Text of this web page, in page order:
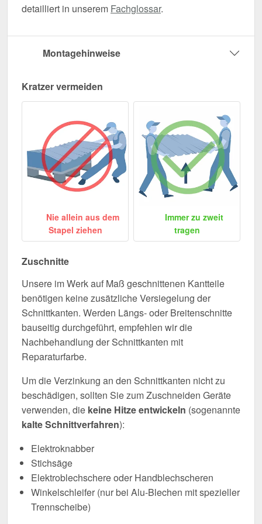
detailliert in unserem Fachglossar.
Montagehinweise
Kratzer vermeiden
Nie allein aus dem
Stapel ziehen
Immer zu zweit
tragen
Zuschnitte
Unsere im Werk auf Maß geschnittenen Kantteile
benötigen keine zusätzliche Versiegelung der
Schnittkanten. Werden Längs- oder Breitenschnitte
bauseitig durchgeführt, empfehlen wir die
Nachbehandlung der Schnittkanten mit
Reparaturfarbe.
Um die Verzinkung an den Schnittkanten nicht zu
beschädigen, sollten Sie zum Zuschneiden Geräte
verwenden, die keine Hitze entwickeln (sogenannte
kalte Schnittverfahren):
Elektroknabber
Stichsäge
Elektroblechschere oder Handblechscheren
Winkelschleifer (nur bei Alu-Blechen mit spezieller
Trennscheibe)